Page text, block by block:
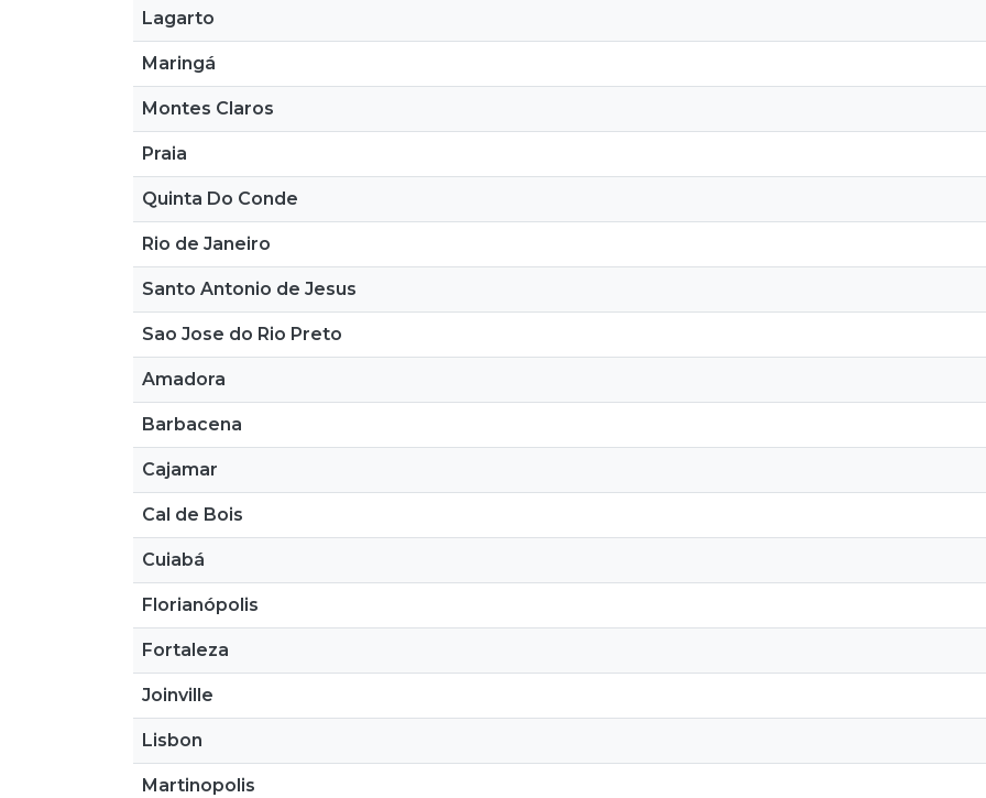
Lagarto
Maringá
Montes Claros
Praia
Quinta Do Conde
Rio de Janeiro
Santo Antonio de Jesus
Sao Jose do Rio Preto
Amadora
Barbacena
Cajamar
Cal de Bois
Cuiabá
Florianópolis
Fortaleza
Joinville
Lisbon
Martinopolis